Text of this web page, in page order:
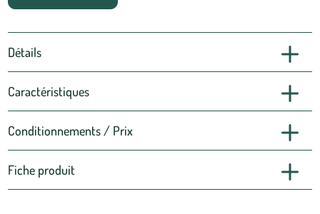
Détails
Caractéristiques
Conditionnements / Prix
Fiche produit